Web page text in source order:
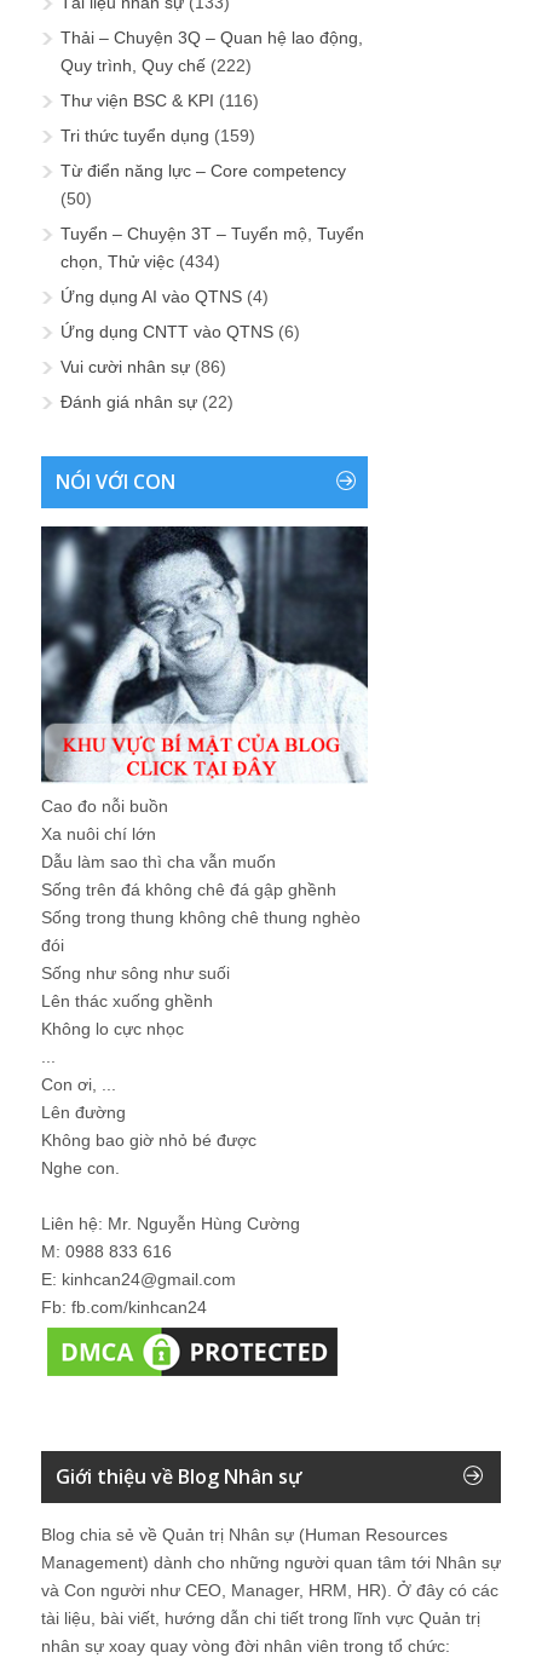
Thải – Chuyện 3Q – Quan hệ lao động,
Quy trình, Quy chế (222)
Thư viện BSC & KPI (116)
Tri thức tuyển dụng (159)
Từ điển năng lực – Core competency
(50)
Tuyển – Chuyện 3T – Tuyển mộ, Tuyển
chọn, Thử việc (434)
Ứng dụng AI vào QTNS (4)
Ứng dụng CNTT vào QTNS (6)
Vui cười nhân sự (86)
Đánh giá nhân sự (22)
NÓI VỚI CON
Cao đo nỗi buồn
Xa nuôi chí lớn
Dẫu làm sao thì cha vẫn muốn
Sống trên đá không chê đá gập ghềnh
Sống trong thung không chê thung nghèo
đói
Sống như sông như suối
Lên thác xuống ghềnh
Không lo cực nhọc
Con ơi, ...
Lên đường
Không bao giờ nhỏ bé được
Nghe con.
Liên hệ: Mr. Nguyễn Hùng Cường
M: 0988 833 616
E: kinhcan24@gmail.com
Fb: fb.com/kinhcan24
Giới thiệu về Blog Nhân sự
Blog chia sẻ về Quản trị Nhân sự (Human Resources
Management) dành cho những người quan tâm tới Nhân sự
và Con người như CEO, Manager, HRM, HR). Ở đây có các
tài liệu, bài viết, hướng dẫn chi tiết trong lĩnh vực Quản trị
nhân sự xoay quay vòng đời nhân viên trong tổ chức: